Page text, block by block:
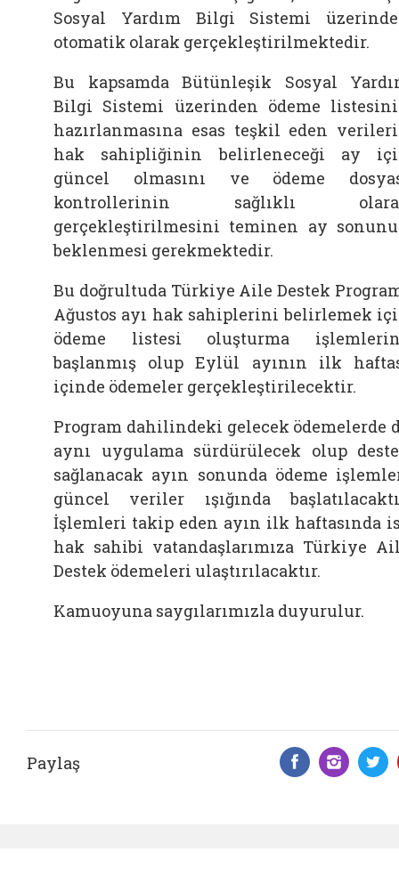
Sosyal Yardım Bilgi Sistemi
otomatik olarak gerçekleştirilmektedir.
Bu kapsamda Bütünleşik Sosyal
Bilgi Sistemi üzerinden ödeme
hazırlanmasına esas teşkil eden
hak sahipliğinin belirleneceği ay
güncel olmasını ve ödeme
kontrollerinin sağlıklı
gerçekleştirilmesini teminen ay
beklenmesi gerekmektedir.
Bu doğrultuda Türkiye Aile Destek
Ağustos ayı hak sahiplerini belirlemek
ödeme listesi oluşturma
başlanmış olup Eylül ayının ilk
içinde ödemeler gerçekleştirilecektir.
Program dahilindeki gelecek ödemelerde
aynı uygulama sürdürülecek olup
sağlanacak ayın sonunda ödeme
güncel veriler ışığında
İşlemleri takip eden ayın ilk haftasında
hak sahibi vatandaşlarımıza Türkiye
Destek ödemeleri ulaştırılacaktır.
Kamuoyuna saygılarımızla duyurulur.
Paylaş